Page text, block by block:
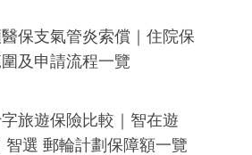
保支氣管炎索償｜住院保
及申請流程一覽
旅遊保險比較｜智在遊
智選 郵輪計劃保障額一覽